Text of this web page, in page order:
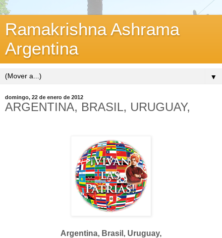
Ramakrishna Ashrama
Argentina
▼
domingo, 22 de enero de 2012
ARGENTINA, BRASIL, URUGUAY,
Argentina, Brasil, Uruguay,